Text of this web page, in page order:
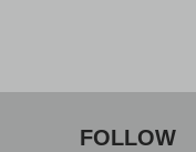
FOLLOW